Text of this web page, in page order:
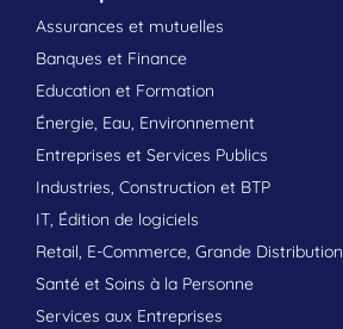
Assurances et mutuelles
Banques et Finance
Education et Formation
Énergie, Eau, Environnement
Entreprises et Services Publics
Industries, Construction et BTP
IT, Édition de logiciels
Retail, E-Commerce, Grande Distribution
Santé et Soins à la Personne
Services aux Entreprises